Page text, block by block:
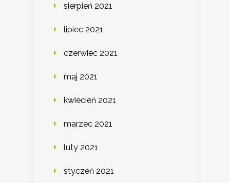
sierpień 2021
lipiec 2021
czerwiec 2021
maj 2021
kwiecień 2021
marzec 2021
luty 2021
styczeń 2021